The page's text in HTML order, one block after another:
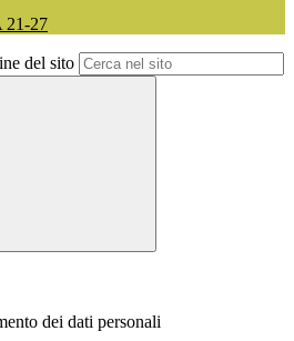
27
del sito
dei dati personali